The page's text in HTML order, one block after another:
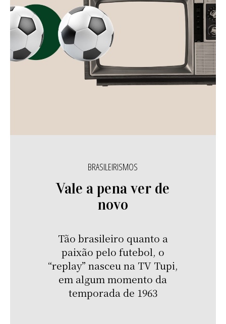
BRASILEIRISMOS
Vale a pena ver de
novo
Tão brasileiro quanto a
paixão pelo futebol, o
“replay” nasceu na TV Tupi,
em algum momento da
temporada de 1963